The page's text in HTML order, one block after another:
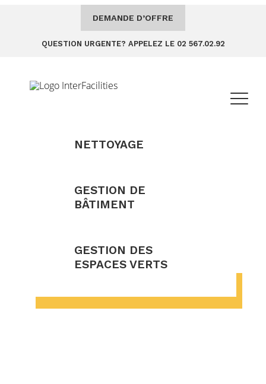
QUESTION URGENTE? APPELEZ LE 02 567.02.92
DEMANDE D’OFFRE
NETTOYAGE
GESTION DE
BÂTIMENT
GESTION DES
ESPACES VERTS